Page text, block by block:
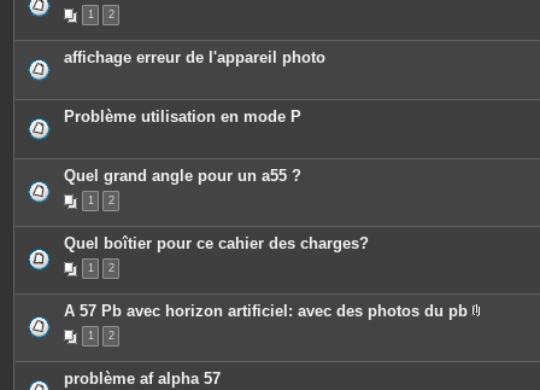
1 2
affichage erreur de l'appareil photo
Problème utilisation en mode P
Quel grand angle pour un a55 ?
1 2
Quel boîtier pour ce cahier des charges?
1 2
A 57 Pb avec horizon artificiel: avec des photos du pb
c
1 2
problème af alpha 57